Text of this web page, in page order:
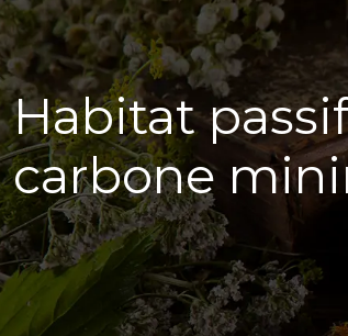
Habitat
carbone